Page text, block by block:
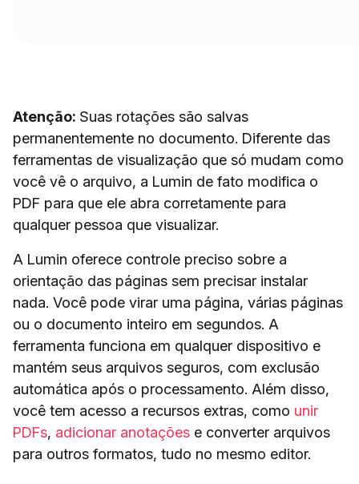
Atenção: Suas rotações são salvas
permanentemente no documento. Diferente das
ferramentas de visualização que só mudam como
você vê o arquivo, a Lumin de fato modifica o
PDF para que ele abra corretamente para
qualquer pessoa que visualizar.
A Lumin oferece controle preciso sobre a
orientação das páginas sem precisar instalar
nada. Você pode virar uma página, várias páginas
ou o documento inteiro em segundos. A
ferramenta funciona em qualquer dispositivo e
mantém seus arquivos seguros, com exclusão
automática após o processamento. Além disso,
você tem acesso a recursos extras, como unir
PDFs, adicionar anotações e converter arquivos
para outros formatos, tudo no mesmo editor.